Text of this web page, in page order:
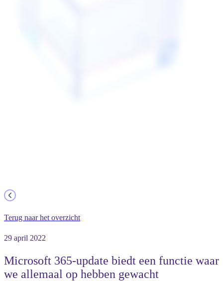
Terug naar het overzicht
29 april 2022
Microsoft 365-update biedt een functie waar
we allemaal op hebben gewacht